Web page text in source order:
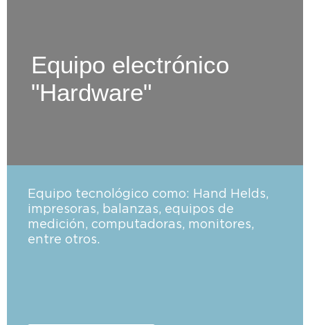
Equipo electrónico
"Hardware"
Equipo tecnológico como: Hand Helds,
impresoras, balanzas, equipos de
medición, computadoras, monitores,
entre otros.